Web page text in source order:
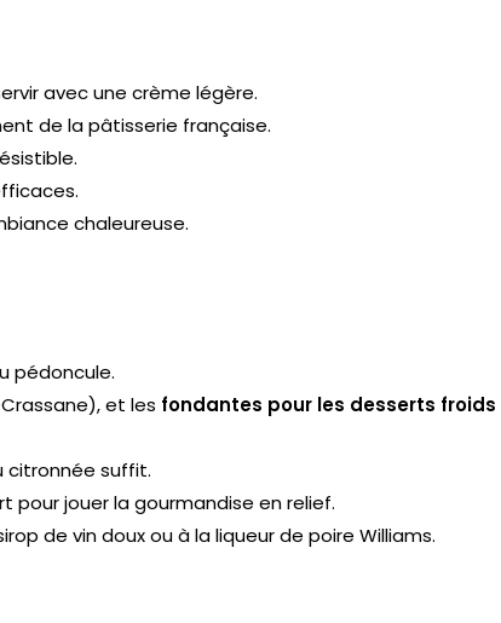
avec une crème légère.
de la pâtisserie française.
chaleureuse.
pédoncule.
et les fondantes pour les desserts froids
citronnée suffit.
pour jouer la gourmandise en relief.
de vin doux ou à la liqueur de poire Williams.